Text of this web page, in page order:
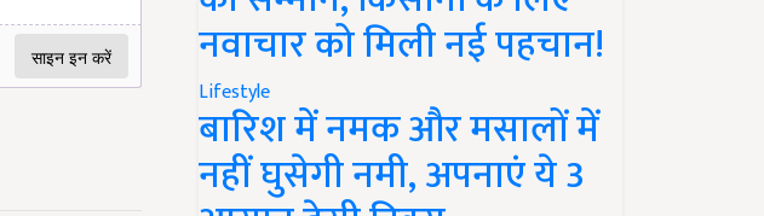
नवाचार को मिली नई पहचान!
Lifestyle
बारिश में नमक और मसालों में
नहीं घुसेगी नमी, अपनाएं ये 3